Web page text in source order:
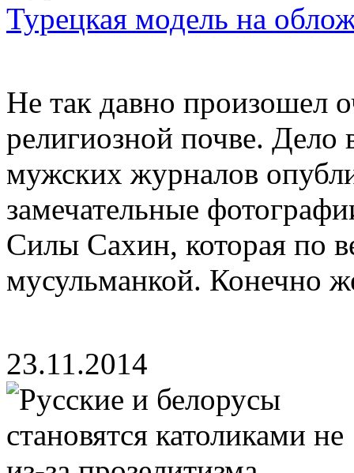
Турецкая модель на
Не так давно произошел
религиозной почве.
мужских журналов
замечательные
Силы Сахин, которая по
мусульманкой. Конечно
23.11.2014